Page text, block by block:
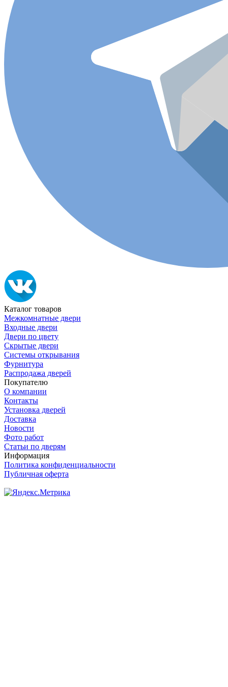
Каталог товаров
Межкомнатные двери
Входные двери
Двери по цвету
Скрытые двери
Системы открывания
Фурнитура
Распродажа дверей
Покупателю
О компании
Контакты
Установка дверей
Доставка
Новости
Фото работ
Статьи по дверям
Информация
Политика конфиденциальности
Публичная оферта